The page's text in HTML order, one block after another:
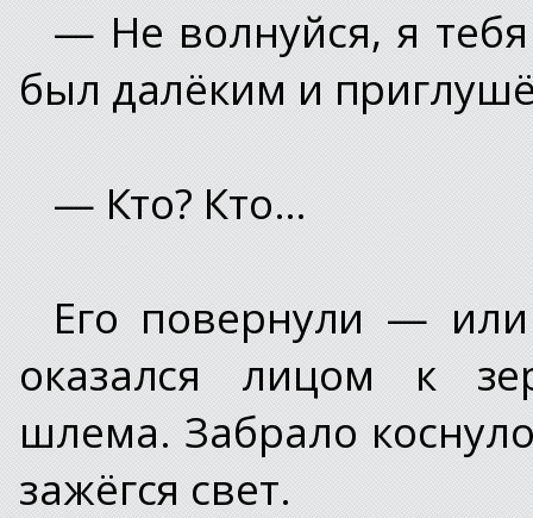
— Не волнуйся, я
был далёким и
— Кто? Кто…
Его повернули —
оказался лицом к
шлема. Забрало
зажёгся свет.